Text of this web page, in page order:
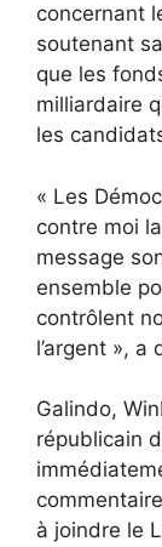
concernant
soutenant
que les
milliardaire
les
« Les
contre moi
message
ensemble
contrôlent
l’argent », a
Galindo,
républicain
à joindre le